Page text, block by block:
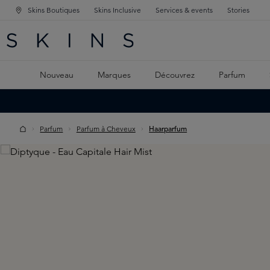
PRINCIPALE
CONTENU PRINCIPAL
Skins Boutiques Skins Inclusive Services & events Stories
Nouveau Marques Découvrez Parfum
Parfum Parfum à Cheveux Haarparfum
Skip image gallery